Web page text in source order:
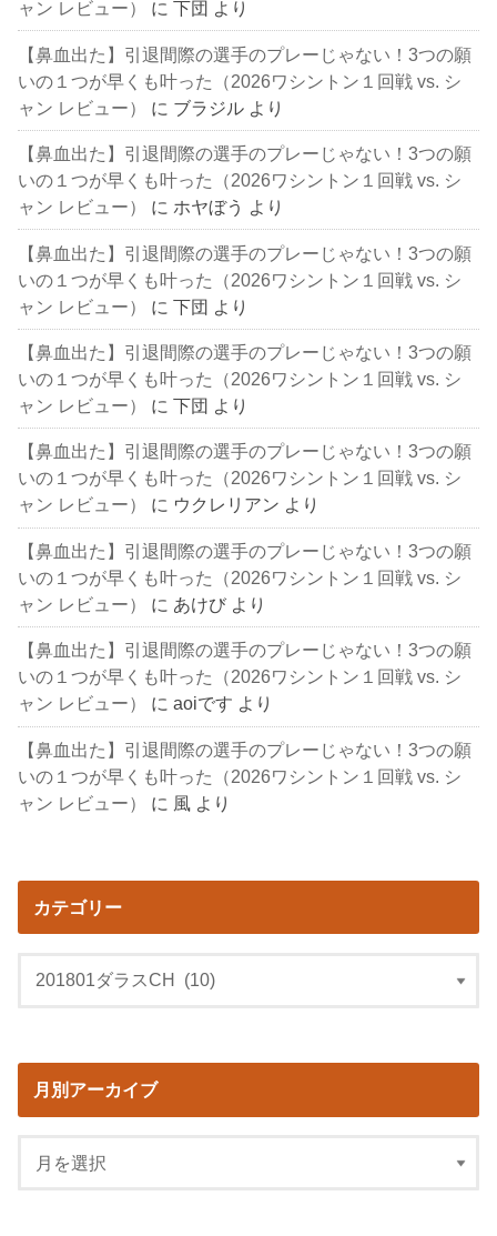
ャン レビュー） に下団 より
【鼻血出た】引退間際の選手のプレーじゃない！3つの願
いの１つが早くも叶った（2026ワシントン１回戦 vs. シ
ャン レビュー）
に ブラジル より
【鼻血出た】引退間際の選手のプレーじゃない！3つの願
いの１つが早くも叶った（2026ワシントン１回戦 vs. シ
ャン レビュー）
に ホヤぼう より
【鼻血出た】引退間際の選手のプレーじゃない！3つの願
いの１つが早くも叶った（2026ワシントン１回戦 vs. シ
ャン レビュー）
に下団 より
【鼻血出た】引退間際の選手のプレーじゃない！3つの願
いの１つが早くも叶った（2026ワシントン１回戦 vs. シ
ャン レビュー）
に下団 より
【鼻血出た】引退間際の選手のプレーじゃない！3つの願
いの１つが早くも叶った（2026ワシントン１回戦 vs. シ
ャン レビュー）
に ウクレリアン より
【鼻血出た】引退間際の選手のプレーじゃない！3つの願
いの１つが早くも叶った（2026ワシントン１回戦 vs. シ
ャン レビュー）
に あけび より
【鼻血出た】引退間際の選手のプレーじゃない！3つの願
いの１つが早くも叶った（2026ワシントン１回戦 vs. シ
ャン レビュー）
にaoiです より
【鼻血出た】引退間際の選手のプレーじゃない！3つの願
いの１つが早くも叶った（2026ワシントン１回戦 vs. シ
ャン レビュー）
に 風 より
カテゴリー
月別アーカイブ